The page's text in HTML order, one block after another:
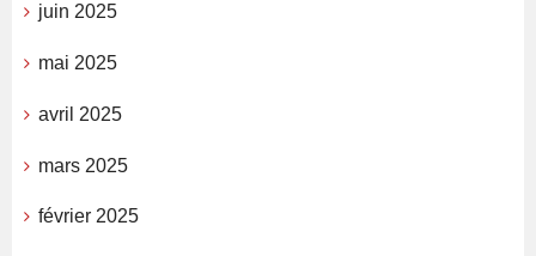
juin 2025
mai 2025
avril 2025
mars 2025
février 2025